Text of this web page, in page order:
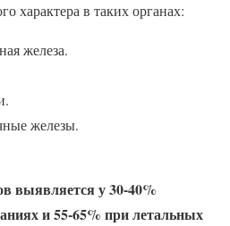
характера в таких органах:
железа.
железы.
выявляется у 30-40%
и 55-65% при летальных